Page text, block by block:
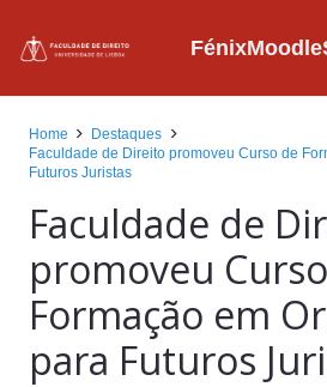
FénixMoodle
Home
Destaques
Faculdade de Direito promoveu Curso de
Futuros Juristas
Faculdade de
promoveu
Formação em
para Futuros